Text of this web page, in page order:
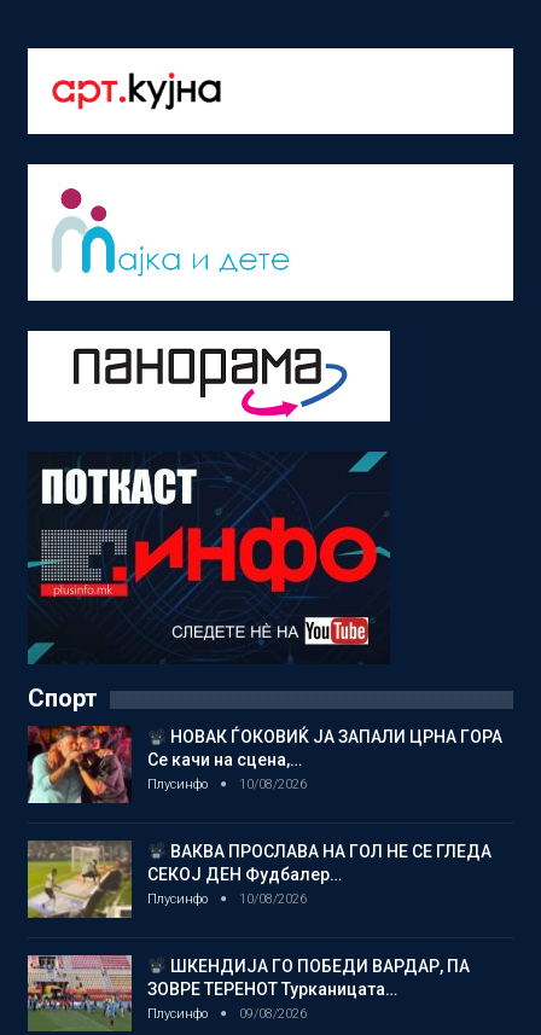
Спорт
НОВАК ЃОКОВИЌ ЈА ЗАПАЛИ ЦРНА ГОРА
Се качи на сцена,…
Плусинфо 10/08/2026
ВАКВА ПРОСЛАВА НА ГОЛ НЕ СЕ ГЛЕДА
СЕКОЈ ДЕН Фудбалер…
Плусинфо 10/08/2026
ШКЕНДИЈА ГО ПОБЕДИ ВАРДАР, ПА
ЗОВРЕ ТЕРЕНОТ Турканицата…
Плусинфо 09/08/2026